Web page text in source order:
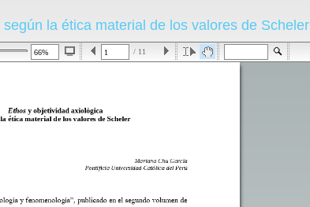
la ética material de los valores de Scheler
/ 11